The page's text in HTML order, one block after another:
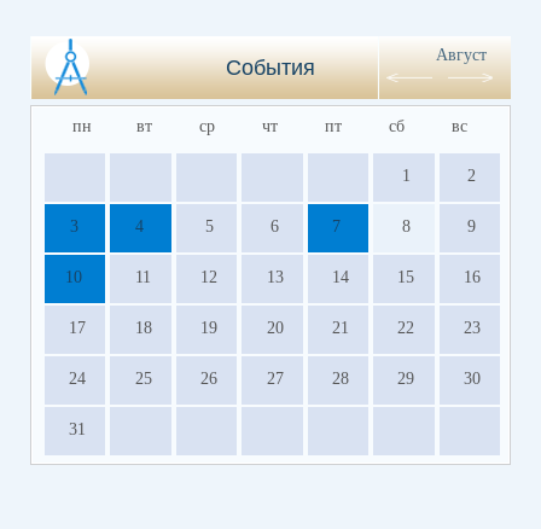
События
Август
пн вт ср чт пт сб вс
1 2
3 4 5 6 7 8 9
10 11 12 13 14 15 16
17 18 19 20 21 22 23
24 25 26 27 28 29 30
31